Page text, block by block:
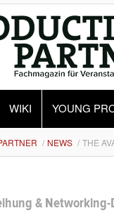
WIKI YOUNG
NEWS THE
& Networking-